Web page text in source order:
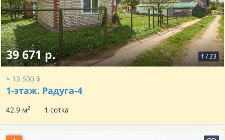
1 /23
39 671 р.
≈ 13 500 $
1-этаж. Радуга-4
42.9 м2 1 сотка